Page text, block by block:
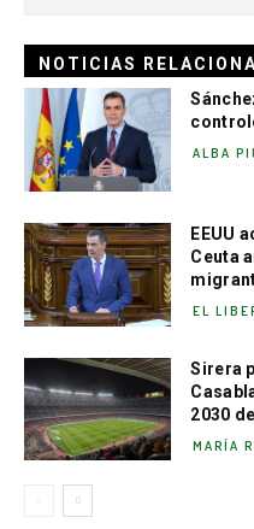
NOTICIAS
ALBA
EEUU
Ceuta
EL
Sirera
2030
MARÍA